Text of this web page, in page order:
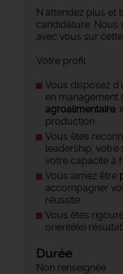
N'attendez plus et
candidature. Nous
avec vous sur
Votre profil
Vous disposez
en management
agroalimentaire,
production.
Vous êtes
leadership, votre
votre capacité à
Vous aimez être
accompagner
réussite.
Vous êtes
orienté(e)
Durée
Non renseignée